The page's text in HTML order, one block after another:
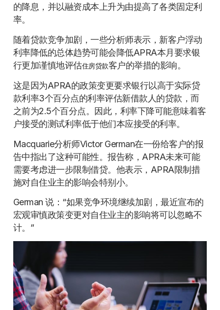
的降息，并以融资成本上升为由提高了各类固定利
率。
随着贷款竞争加剧，一些分析师表示，新客户浮动
利率降低的总体趋势可能会降低APRA本月要求银
行更加谨慎地评估住房贷款客户的举措的影响。
这是因为APRA的政策变更要求银行以高于实际贷
款利率3个百分点的利率评估新借款人的贷款，而
之前为2.5个百分点。因此，利率下降可能意味着客
户接受的测试利率低于他们本应接受的利率。
Macquarie分析师Victor German在一份给客户的报
告中指出了这种可能性。报告称，APRA未来可能
需要考虑进一步限制借贷。他表示，APRA限制措
施对自住业主的影响会特别小。
German 说：“如果竞争环境继续加剧，最近宣布的
宏观审慎政策变更对自住业主的影响将可以忽略不
计。”